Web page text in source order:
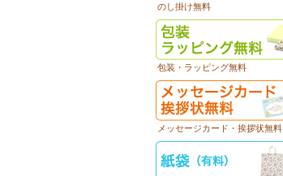
のし掛け無料
包装・ラッピング無料
メッセージカード・挨拶状無料